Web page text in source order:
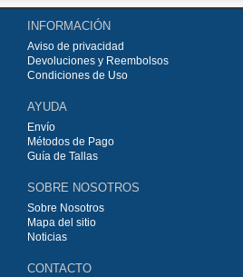
Comprecamisetas de fútbol baratas
más grande de Europa. ¡Grandes ofertas
de fútbol, ​​kits europeos e internacionales,
Compre nuestra gran selección de
INFORMACIÓN
Aviso de privacidad
Devoluciones y Reembolsos
Condiciones de Uso
AYUDA
Envío
Métodos de Pago
Guía de Tallas
SOBRE NOSOTROS
Sobre Nosotros
Mapa del sitio
Noticias
CONTACTO